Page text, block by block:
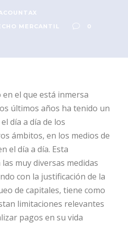
MERCANTIL 0
el que está inmersa
últimos años ha tenido un
día a día de los
ámbitos, en los medios de
el día a día. Esta
muy diversas medidas
con la justificación de la
de capitales, tiene como
limitaciones relevantes
pagos en su vida